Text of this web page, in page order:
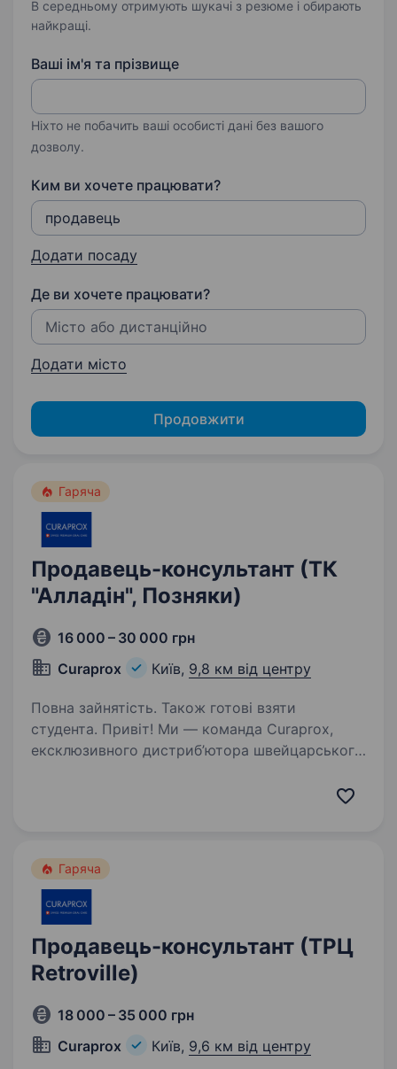
В середньому отримують шукачі з резюме і обирають
найкращі.
Ваші ім'я та прізвище
Ніхто не побачить ваші особисті дані без вашого
дозволу.
Ким ви хочете працювати?
Додати посаду
Де ви хочете працювати?
Додати місто
Продовжити
Гаряча
Продавець-консультант (ТК
"Алладін", Позняки)
16 000 – 30 000 грн
Curaprox
Київ, 9,8 км від центру
Повна зайнятість. Також готові взяти
студента. Привіт! Ми — команда Curaprox,
ексклюзивного дистриб’ютора швейцарського
допомагає людям піклуватися про здоров’я
Гаряча
Продавець-консультант (ТРЦ
Retroville)
18 000 – 35 000 грн
Curaprox
Київ, 9,6 км від центру